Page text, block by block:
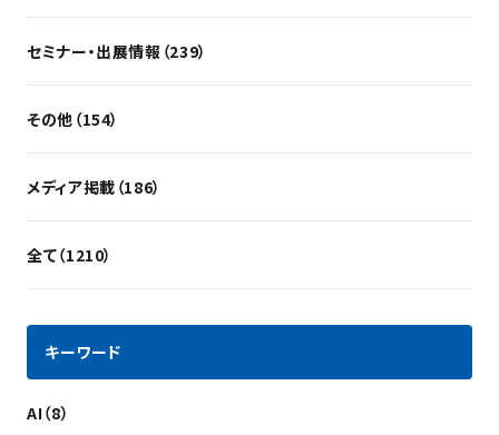
セミナー・出展情報（239）
その他（154）
メディア掲載（186）
全て（1210）
キーワード
AI（8）